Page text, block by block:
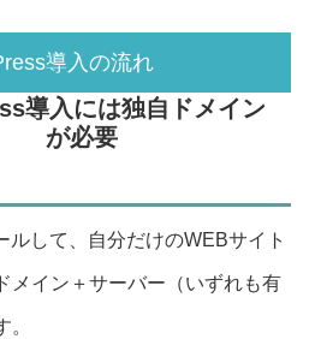
導入の流れ
導入には独自ドメイン
が必要
ルして、自分だけのWEBサイト
メイン＋サーバー（いずれも有